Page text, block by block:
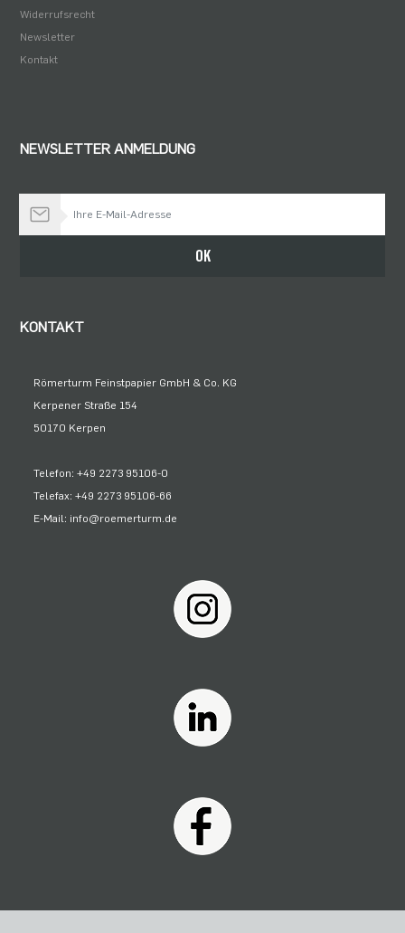
Widerrufsrecht
Newsletter
Kontakt
NEWSLETTER ANMELDUNG
OK
KONTAKT
Römerturm Feinstpapier GmbH & Co. KG
Kerpener Straße 154
50170 Kerpen
Telefon: +49 2273 95106-0
Telefax: +49 2273 95106-66
E-Mail: info@roemerturm.de